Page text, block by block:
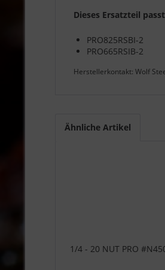
Dieses Ersatzteil
PRO825RSBI-2
PRO665RSIB-2
Herstellerkontakt: Wolf
Ähnliche Artikel
1/4 - 20 NUT PRO